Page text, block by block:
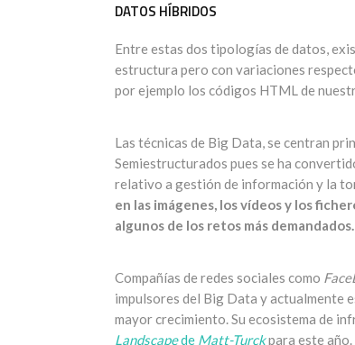
DATOS HÍBRIDOS
Entre estas dos tipologías de datos,
estructura pero con variaciones
por ejemplo los códigos HTML de
Las técnicas de Big Data, se centran
Semiestructurados pues se ha
relativo a gestión de información y la
en las imágenes, los vídeos y los
algunos de los retos más demandados.
Compañías de redes sociales como
impulsores del Big Data y actualmente
mayor crecimiento. Su ecosistema de
Landscapede Matt-Turckpara este